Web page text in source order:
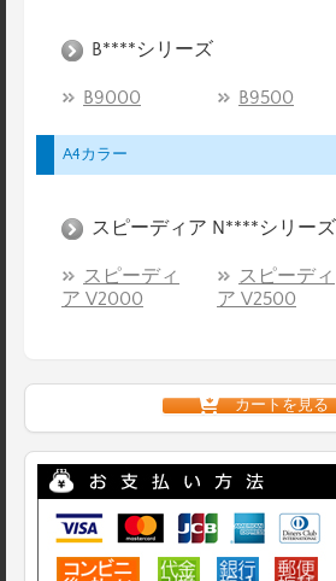
B****シリーズ
B9000 B9500
A4カラー
スピーディア N****シリーズ
スピーディ
ア V2000
スピーディ
ア V2500
カートを見る